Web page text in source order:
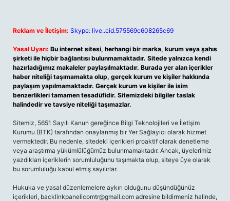
Reklam ve İletişim: Skype: live:.cid.575569c608265c69
Yasal Uyarı: Bu internet sitesi, herhangi bir marka, kurum veya şahıs
şirketi ile hiçbir bağlantısı bulunmamaktadır. Sitede yalnızca kendi
hazırladığımız makaleler paylaşılmaktadır. Burada yer alan içerikler
haber niteliği taşımamakta olup, gerçek kurum ve kişiler hakkında
paylaşım yapılmamaktadır. Gerçek kurum ve kişiler ile isim
benzerlikleri tamamen tesadüfidir. Sitemizdeki bilgiler taslak
halindedir ve tavsiye niteliği taşımazlar.
Sitemiz, 5651 Sayılı Kanun gereğince Bilgi Teknolojileri ve İletişim
Kurumu (BTK) tarafından onaylanmış bir Yer Sağlayıcı olarak hizmet
vermektedir. Bu nedenle, sitedeki içerikleri proaktif olarak denetleme
veya araştırma yükümlülüğümüz bulunmamaktadır. Ancak, üyelerimiz
yazdıkları içeriklerin sorumluluğunu taşımakta olup, siteye üye olarak
bu sorumluluğu kabul etmiş sayılırlar.
Hukuka ve yasal düzenlemelere aykırı olduğunu düşündüğünüz
içerikleri, backlinkpanelicomtr@gmail.com adresine bildirmeniz halinde,